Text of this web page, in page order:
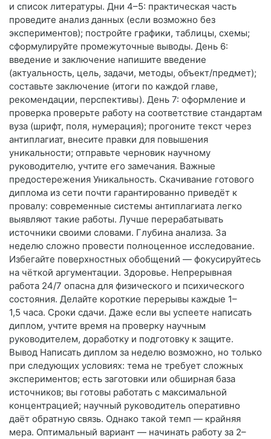
и список литературы. Дни 4–5: практическая часть
проведите анализ данных (если возможно без
экспериментов); постройте графики, таблицы, схемы;
сформулируйте промежуточные выводы. День 6:
введение и заключение напишите введение
(актуальность, цель, задачи, методы, объект/предмет);
составьте заключение (итоги по каждой главе,
рекомендации, перспективы). День 7: оформление и
проверка проверьте работу на соответствие стандартам
вуза (шрифт, поля, нумерация); прогоните текст через
антиплагиат, внесите правки для повышения
уникальности; отправьте черновик научному
руководителю, учтите его замечания. Важные
предостережения Уникальность. Скачивание готового
диплома из сети почти гарантированно приведёт к
провалу: современные системы антиплагиата легко
выявляют такие работы. Лучше перерабатывать
источники своими словами. Глубина анализа. За
неделю сложно провести полноценное исследование.
Избегайте поверхностных обобщений — фокусируйтесь
на чёткой аргументации. Здоровье. Непрерывная
работа 24/7 опасна для физического и психического
состояния. Делайте короткие перерывы каждые 1–
1,5 часа. Сроки сдачи. Даже если вы успеете написать
диплом, учтите время на проверку научным
руководителем, доработку и подготовку к защите.
Вывод Написать диплом за неделю возможно, но только
при следующих условиях: тема не требует сложных
экспериментов; есть заготовки или обширная база
источников; вы готовы работать с максимальной
концентрацией; научный руководитель оперативно
даёт обратную связь. Однако такой темп — крайняя
мера. Оптимальный вариант — начинать работу за 2–